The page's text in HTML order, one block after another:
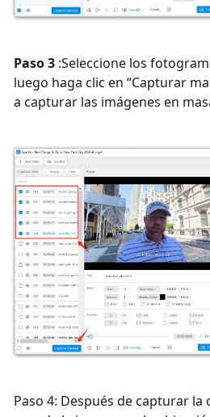
Paso 3 :Seleccione los
luego haga clic en “Capturar
a capturar las imágenes en
Paso 4: Después de capturar